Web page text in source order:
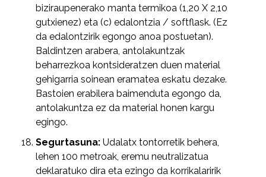
biziraupenerako manta termikoa (1,20 X 2,10
gutxienez) eta (c) edalontzia / softflask. (Ez
da edalontzirik egongo anoa postuetan).
Baldintzen arabera, antolakuntzak
beharrezkoa kontsideratzen duen material
gehigarria soinean eramatea eskatu dezake.
Bastoien erabilera baimenduta egongo da,
antolakuntza ez da material honen kargu
egingo.
Segurtasuna: Udalatx tontorretik behera,
lehen 100 metroak, eremu neutralizatua
deklaratuko dira eta ezingo da korrikalaririk